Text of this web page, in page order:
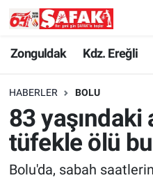
Zonguldak Kdz. Ereğli
HABERLER BOLU
83 yaşındaki
tüfekle ölü
Bolu'da, sabah
Zonguldak
Kdz. Ereğli
Çaycuma
Zonguldak Nöbetçi
Zonguldak Hava
Zonguldak Namaz